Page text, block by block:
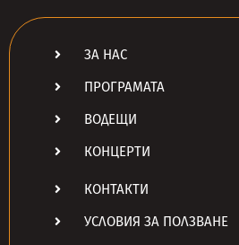
ЗА НАС
ПРОГРАМАТА
ВОДЕЩИ
КОНЦЕРТИ
КОНТАКТИ
УСЛОВИЯ ЗА ПОЛЗВАНЕ